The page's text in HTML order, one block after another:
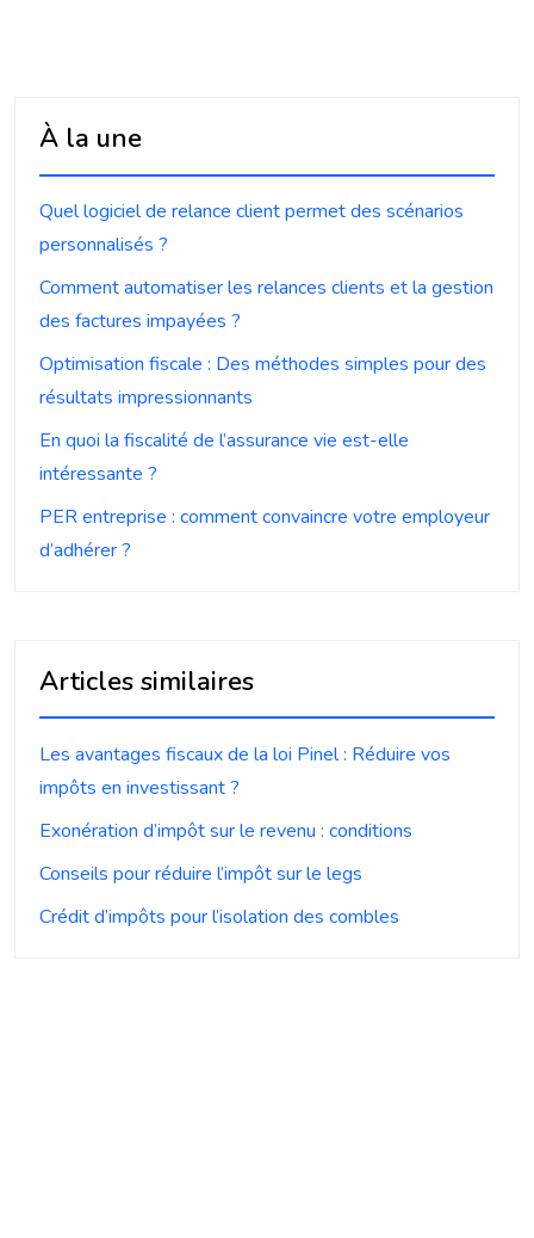
À la une
Quel logiciel de relance client permet des scénarios
personnalisés ?
Comment automatiser les relances clients et la gestion
des factures impayées ?
Optimisation fiscale : Des méthodes simples pour des
résultats impressionnants
En quoi la fiscalité de l’assurance vie est-elle
intéressante ?
PER entreprise : comment convaincre votre employeur
d’adhérer ?
Articles similaires
Les avantages fiscaux de la loi Pinel : Réduire vos
impôts en investissant ?
Exonération d’impôt sur le revenu : conditions
Conseils pour réduire l’impôt sur le legs
Crédit d’impôts pour l’isolation des combles